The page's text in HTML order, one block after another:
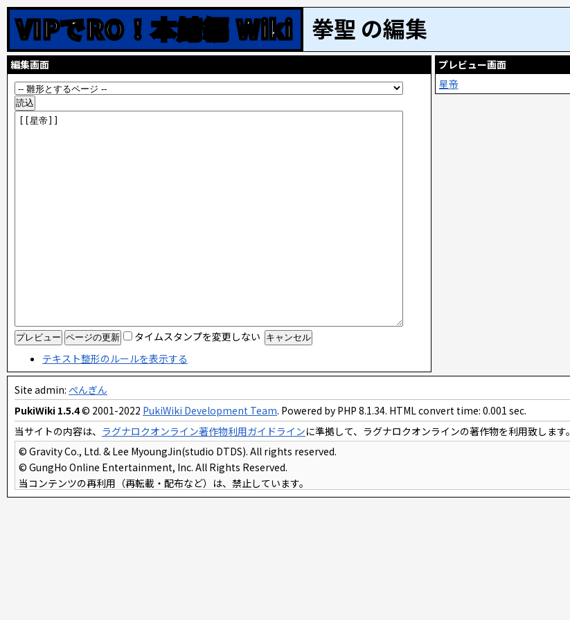
VIPでRO！本鯖編 Wiki 拳聖 の編集
編集画面
タイムスタンプを変更しない
テキスト整形のルールを表示する
プレビュー画面
星帝
Site admin: ぺんぎん
PukiWiki 1.5.4© 2001-2022 PukiWiki Development Team. Powered by PHP 8.1.34. HTML convert time: 0.001 sec.
当サイトの内容は、 ラグナロクオンライン著作物利用ガイドラインに準拠して、ラグナロクオンラインの著作物を利用致します。
© Gravity Co., Ltd. & Lee MyoungJin(studio DTDS). All rights reserved.
© GungHo Online Entertainment, Inc. All Rights Reserved.
当コンテンツの再利用（再転載・配布など）は、禁止しています。